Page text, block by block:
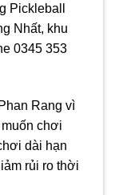
Pickleball
Nhất, khu
0345 353
Rang vì
chơi
dài hạn
rủi ro thời